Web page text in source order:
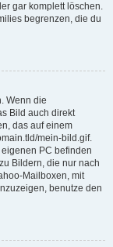
gar komplett löschen.
begrenzen, die du
Wenn die
Bild auch direkt
das auf einem
mein-bild.gif.
PC befinden
Bildern, die nur nach
Mailboxen, mit
benutze den